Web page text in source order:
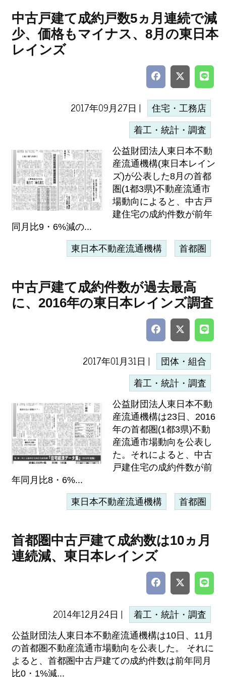
中古戸建て成約戸数5ヵ月連続で減
少、価格もマイナス、8月の東日本
レインズ
2017年09月27日 | 住宅・工務店
着工・統計・調査
公益財団法人東日本不動
産流通機構(東日本レイン
ズ)が公表した8月の首都
圏(1都3県)不動産流通市
場動向によると、中古戸
建住宅の成約件数が前年
同月比9・6%減の...
東日本不動産流通機構 首都圏
中古戸建て成約件数が過去最高
に、2016年の東日本レインズ調査
2017年01月31日 | 団体・組合
着工・統計・調査
公益財団法人東日本不動
産流通機構は23日、2016
年の首都圏(1都3県)不動
産流通市場動向を公表し
た。それによると、中古
戸建住宅の成約件数が前
年同月比8・6%...
東日本不動産流通機構 首都圏
首都圏中古戸建て成約数は10ヵ月
連続減、東日本レインズ
2014年12月24日 | 着工・統計・調査
公益財団法人東日本不動産流通機構は10日、11月
の首都圏不動産流通市場動向を公表した。 それに
よると、首都圏中古戸建ての成約件数は前年同月
比0・1%減...